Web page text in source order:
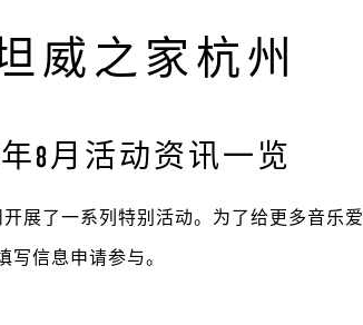
波士顿钢琴
艾塞克斯钢琴
威之家杭州
年8月活动资讯一览
展了一系列特别活动。为了给更多音乐
信息申请参与。